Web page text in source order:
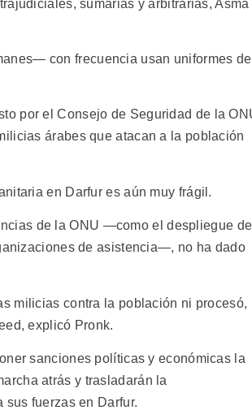
sumarias y arbitrarias, Asma
con frecuencia usan uniformes
por el Consejo de Seguridad de la
árabes que atacan a la población
en Darfur es aún muy frágil.
de la ONU —como el despliegue de
de asistencia—, no ha dado
milicias contra la población ni procesó,
explicó Pronk.
sanciones políticas y económicas la
atrás y trasladarán la
fuerzas en Darfur.